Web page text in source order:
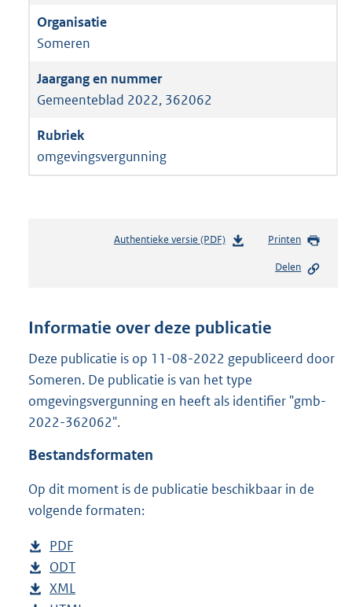
Someren
Gemeenteblad 2022, 362062
omgevingsvergunning
Authentieke versie (PDF)b
n
s
r
o
:
Printen
Delen
Informatie over deze publicatie
Deze publicatie is op 11-08-2022 gepubliceerd door
Someren. De publicatie is van het type
omgevingsvergunning en heeft als identifier "gmb-
2022-362062".
Bestandsformaten
Op dit moment is de publicatie beschikbaar in de
volgende formaten:
D
o
w
PDF
e
s
D
o
ODT
D
XML